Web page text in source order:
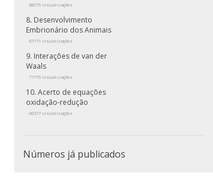
88979 visualizações
Desenvolvimento
Embrionário dos Animais
87771 visualizações
Interações de van der
Waals
77779 visualizações
Acerto de equações
oxidação-redução
66377 visualizações
Números já publicados